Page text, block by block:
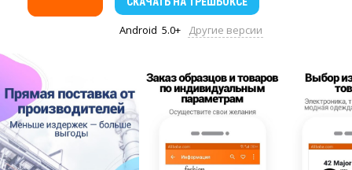
Android 5.0+ Другие версии